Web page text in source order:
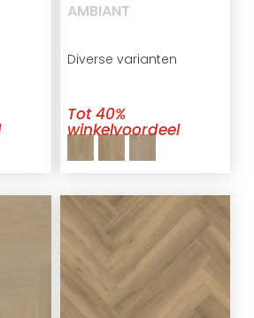
AMBIANT
Diverse varianten
Tot 40%
winkelvoordeel